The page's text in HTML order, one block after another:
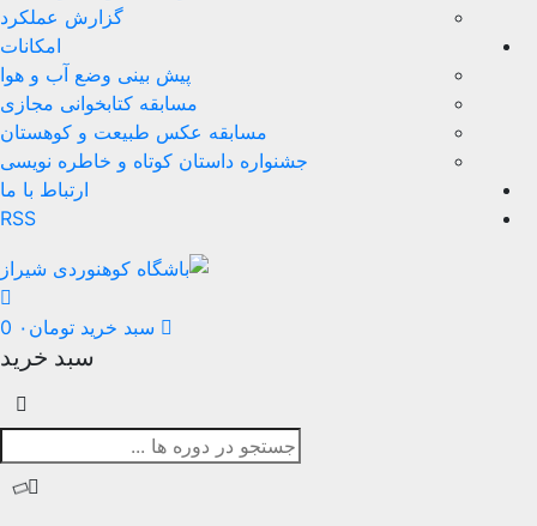
گزارش عملکرد
پیش بینی وضع آب و هوا
مسابقه کتابخوانی مجازی
مسابقه عکس طبیعت و کوهستان
جشنواره داستان کوتاه و خاطره نویسی
ارتباط با ما
سبد خرید تومان۰ 0
سبد خرید